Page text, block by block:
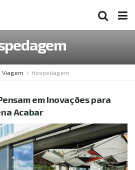
Viagem Hospedagem
em Inovações para
Acabar